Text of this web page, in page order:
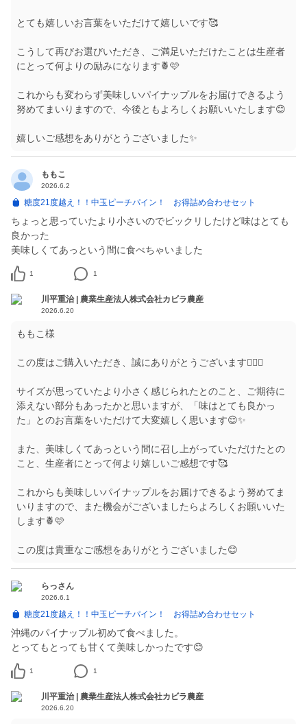
とても嬉しいお言葉をいただけて嬉しいです🥰
こうして再びお選びいただき、ご満足いただけたことは生産者
にとって何よりの励みになります🍍🩷
これからも変わらず美味しいパイナップルをお届けできるよう
努めてまいりますので、今後ともよろしくお願いいたします😊
嬉しいご感想をありがとうございました✨
ももこ
2026.6.2
糖度21度越え！！中玉ピーチパイン！ お得詰め合わせセット
ちょっと思っていたより小さいのでビックリしたけど味はとても
良かった
美味しくてあっという間に食べちゃいました
1 1
川平重治 | 農業生産法人株式会社カビラ農産
2026.6.20
ももこ様
この度はご購入いただき、誠にありがとうございます🙇🏻‍♀️
サイズが思っていたより小さく感じられたとのこと、ご期待に
添えない部分もあったかと思いますが、「味はとても良かっ
た」とのお言葉をいただけて大変嬉しく思います😌✨
また、美味しくてあっという間に召し上がっていただけたとの
こと、生産者にとって何より嬉しいご感想です🥰
これからも美味しいパイナップルをお届けできるよう努めてま
いりますので、また機会がございましたらよろしくお願いいた
します🍍🩷
この度は貴重なご感想をありがとうございました😊
らっさん
2026.6.1
糖度21度越え！！中玉ピーチパイン！ お得詰め合わせセット
沖縄のパイナップル初めて食べました。
1 1
川平重治 | 農業生産法人株式会社カビラ農産
2026.6.20